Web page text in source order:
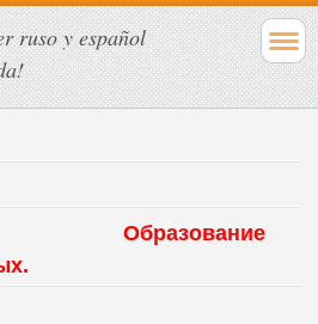
ruso y español